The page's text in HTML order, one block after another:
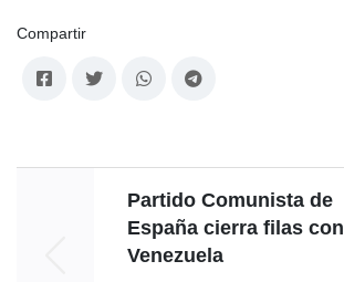
Compartir
Partido Comunista de
España cierra filas con
Venezuela